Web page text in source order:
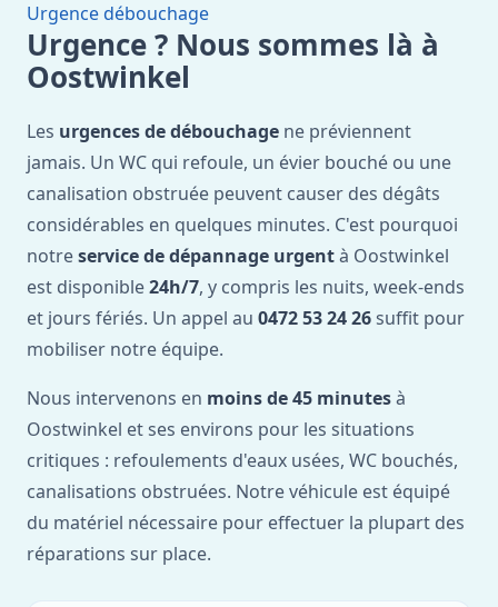
Urgence débouchage
Urgence ? Nous sommes là à
Oostwinkel
Les urgences de débouchage ne préviennent
jamais. Un WC qui refoule, un évier bouché ou une
canalisation obstruée peuvent causer des dégâts
considérables en quelques minutes. C'est pourquoi
notreservice de dépannage urgentà Oostwinkel
est disponible24h/7, y compris les nuits, week-ends
et jours fériés. Un appel au 0472 53 24 26 suffit pour
mobiliser notre équipe.
Nous intervenons en moins de 45 minutesà
Oostwinkel et ses environs pour les situations
critiques : refoulements d'eaux usées, WC bouchés,
canalisations obstruées. Notre véhicule est équipé
du matériel nécessaire pour effectuer la plupart des
réparations sur place.